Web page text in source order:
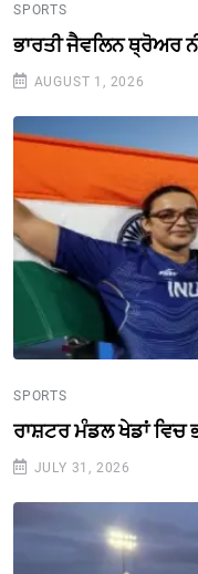
SPORTS
ਭਾਰਤੀ ਜੈਵਲਿਨ ਥ੍ਰੋਅਰ
AUGUST 1, 2026
SPORTS
ਰਾਸ਼ਟਰ ਮੰਡਲ ਖੇਡਾਂ ਵਿਚ
JULY 31, 2026